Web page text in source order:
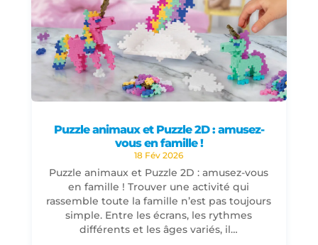
Puzzle animaux et Puzzle 2D : amusez-
vous en famille !
18 Fév 2026
Puzzle animaux et Puzzle 2D : amusez-vous
en famille ! Trouver une activité qui
rassemble toute la famille n’est pas toujours
simple. Entre les écrans, les rythmes
différents et les âges variés, il…